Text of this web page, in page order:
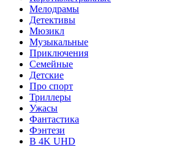
Мелодрамы
Детективы
Мюзикл
Музыкальные
Приключения
Семейные
Детские
Про спорт
Триллеры
Ужасы
Фантастика
Фэнтези
В 4K UHD